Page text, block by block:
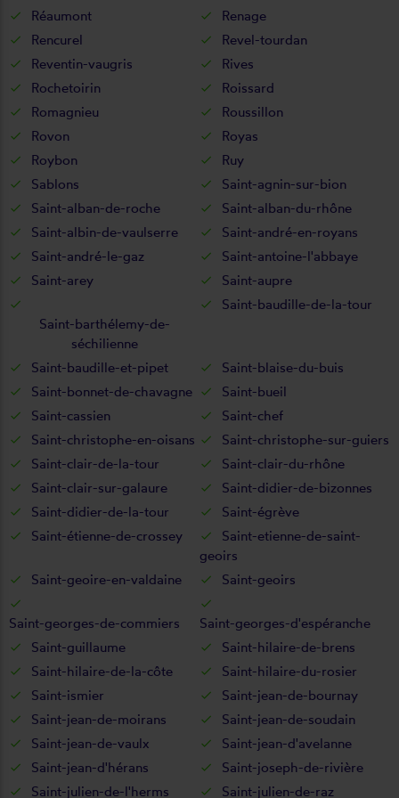
Réaumont
Renage
Rencurel
Revel-tourdan
Reventin-vaugris
Rives
Rochetoirin
Roissard
Romagnieu
Roussillon
Rovon
Royas
Roybon
Ruy
Sablons
Saint-agnin-sur-bion
Saint-alban-de-roche
Saint-alban-du-rhône
Saint-albin-de-vaulserre
Saint-andré-en-royans
Saint-andré-le-gaz
Saint-antoine-l'abbaye
Saint-arey
Saint-aupre
Saint-barthélemy-de-
séchilienne
Saint-baudille-de-la-tour
Saint-baudille-et-pipet
Saint-blaise-du-buis
Saint-bonnet-de-chavagne
Saint-bueil
Saint-cassien
Saint-chef
Saint-christophe-en-oisans
Saint-christophe-sur-guiers
Saint-clair-de-la-tour
Saint-clair-du-rhône
Saint-clair-sur-galaure
Saint-didier-de-bizonnes
Saint-didier-de-la-tour
Saint-égrève
Saint-étienne-de-crossey
Saint-etienne-de-saint-
geoirs
Saint-geoire-en-valdaine
Saint-geoirs
Saint-georges-de-commiers
Saint-georges-d'espéranche
Saint-guillaume
Saint-hilaire-de-brens
Saint-hilaire-de-la-côte
Saint-hilaire-du-rosier
Saint-ismier
Saint-jean-de-bournay
Saint-jean-de-moirans
Saint-jean-de-soudain
Saint-jean-de-vaulx
Saint-jean-d'avelanne
Saint-jean-d'hérans
Saint-joseph-de-rivière
Saint-julien-de-l'herms
Saint-julien-de-raz